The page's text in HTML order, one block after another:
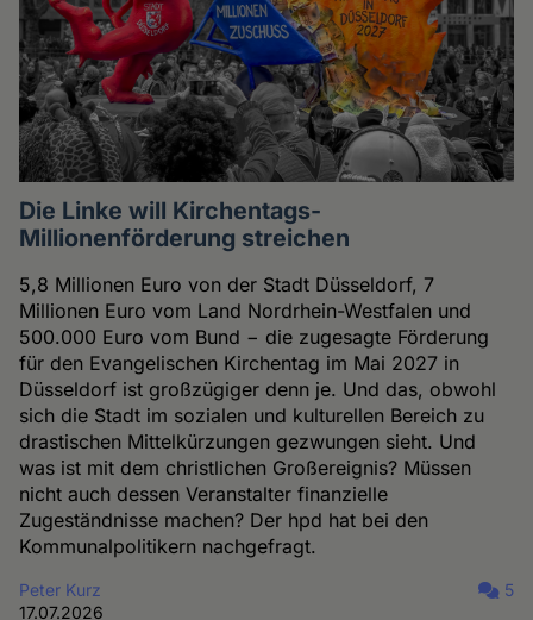
Die Linke will Kirchentags-
Millionenförderung streichen
5,8 Millionen Euro von der Stadt Düsseldorf, 7
Millionen Euro vom Land Nordrhein-Westfalen und
500.000 Euro vom Bund − die zugesagte Förderung
für den Evangelischen Kirchentag im Mai 2027 in
Düsseldorf ist großzügiger denn je. Und das, obwohl
sich die Stadt im sozialen und kulturellen Bereich zu
drastischen Mittelkürzungen gezwungen sieht. Und
was ist mit dem christlichen Großereignis? Müssen
nicht auch dessen Veranstalter finanzielle
Zugeständnisse machen? Der hpd hat bei den
Kommunalpolitikern nachgefragt.
Peter Kurz
17.07.2026
5